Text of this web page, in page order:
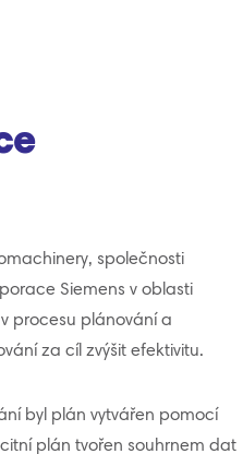
společnosti
Siemens v oblasti
procesu plánování a
za cíl zvýšit efektivitu.
byl plán vytvářen pomocí
plán tvořen souhrnem dat